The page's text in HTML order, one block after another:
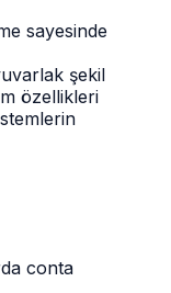
sayesinde
şekil
özellikleri
conta